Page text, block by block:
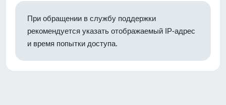
При обращении в службу поддержки
рекомендуется указать отображаемый IP-адрес
и время попытки доступа.